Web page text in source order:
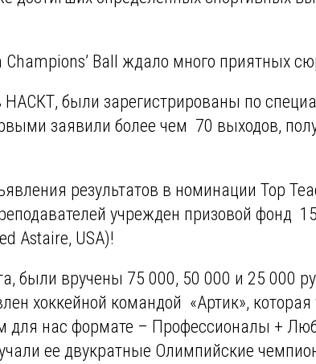
Champions’ Ball ждало много приятных
НАСКТ, были зарегистрированы по
заявили более чем 70 выходов,
результатов в номинации Top
учрежден призовой фонд
Astaire, USA)!
были вручены 75 000, 50 000 и 25 000
хоккейной командой «Артик»,
для нас формате – Профессионалы +
ее двукратные Олимпийские